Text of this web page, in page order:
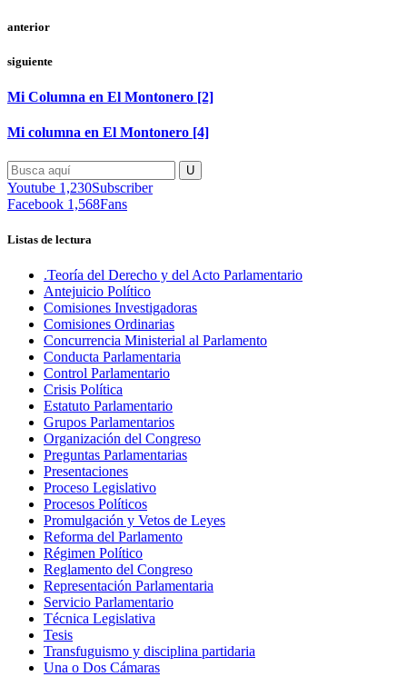
anterior
siguiente
Mi Columna en El Montonero [2]
Mi columna en El Montonero [4]
Youtube 1,230Subscriber
Facebook 1,568Fans
Listas de lectura
.Teoría del Derecho y del Acto Parlamentario
Antejuicio Político
Comisiones Investigadoras
Comisiones Ordinarias
Concurrencia Ministerial al Parlamento
Conducta Parlamentaria
Control Parlamentario
Crisis Política
Estatuto Parlamentario
Grupos Parlamentarios
Organización del Congreso
Preguntas Parlamentarias
Presentaciones
Proceso Legislativo
Procesos Políticos
Promulgación y Vetos de Leyes
Reforma del Parlamento
Régimen Político
Reglamento del Congreso
Representación Parlamentaria
Servicio Parlamentario
Técnica Legislativa
Tesis
Transfuguismo y disciplina partidaria
Una o Dos Cámaras